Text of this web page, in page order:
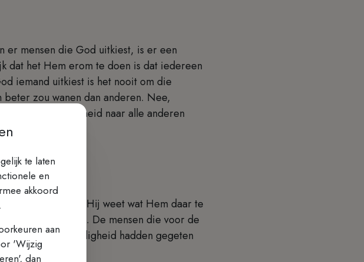
er mensen die God uitkiest, is er een
dat het Hem erom te doen is dat iedereen
iemand uitkiest is het nooit om die
zou wanen dan anderen. Nee,
naar alle anderen
te volbrengen. Hij weet wat Hem daar te
het op aankomt. De mensen die voor de
Zijn tegenwoordigheid hadden gegeten
te laten
en
akkoord
aan
'Wijzig
dan